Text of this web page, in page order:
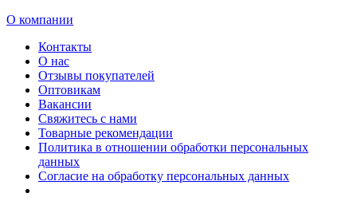
О компании
Контакты
О нас
Отзывы покупателей
Оптовикам
Вакансии
Свяжитесь с нами
Товарные рекомендации
Политика в отношении обработки персональных
данных
Согласие на обработку персональных данных